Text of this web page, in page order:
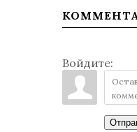
Войдите: